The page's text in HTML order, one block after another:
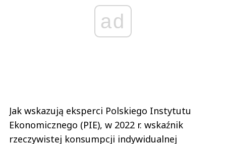
ad
Jak wskazują eksperci Polskiego Instytutu
Ekonomicznego (PIE), w 2022 r. wskaźnik
rzeczywistej konsumpcji indywidualnej